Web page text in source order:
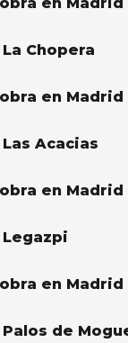
en Madrid
Chopera
en Madrid
Acacias
en Madrid
Legazpi
en Madrid
de